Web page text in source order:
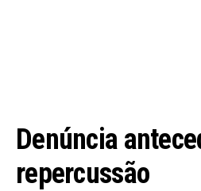
Denúncia
repercussão